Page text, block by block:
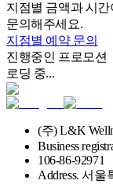
지점별 금액과 시
문의해주세요.
지점별 예약 문의
진행중인 프로모션
로딩 중...
(주) L&K
Business
106-86-92971
Address. 서